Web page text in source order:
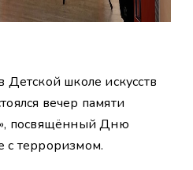
Детской школе искусств
вечер памяти
посвящённый Дню
с терроризмом.